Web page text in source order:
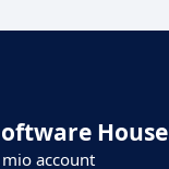
House
account